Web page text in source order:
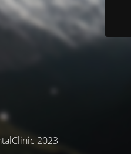
2023